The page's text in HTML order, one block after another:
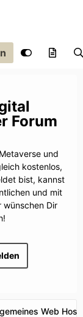
Forum
und
kostenlos,
bist, kannst
und mit
wünschen Dir
Web